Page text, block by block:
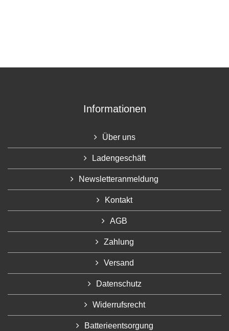
Informationen
Über uns
Ladengeschäft
Newsletteranmeldung
Kontakt
AGB
Zahlung
Versand
Datenschutz
Widerrufsrecht
Batterieentsorgung